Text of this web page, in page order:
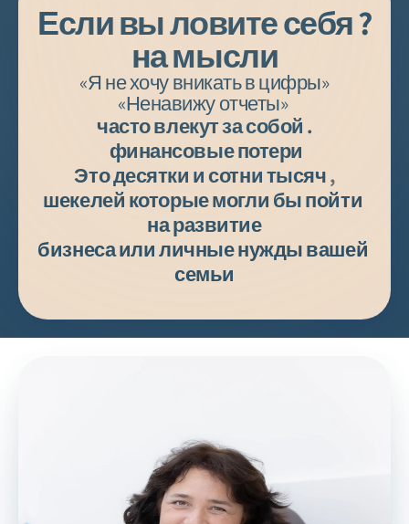
?Если вы ловите себя
на мысли
«Я не хочу вникать в цифры»
«Ненавижу отчеты»
.часто влекут за собой
финансовые потери
,
Это десятки и сотни тысяч
шекелей которые могли бы пойти
на развитие
бизнеса или личные нужды вашей
семьи